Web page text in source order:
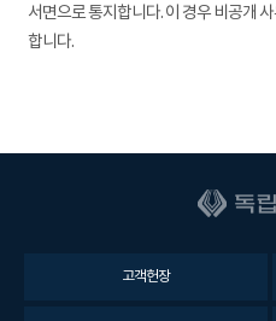
서면으로 통지합니다. 이 경우 비공개
합니다.
고객헌장